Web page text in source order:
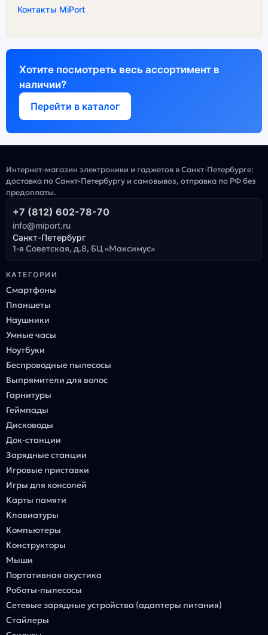
Контакты MiPort
Хотите посмотреть весь ассортимент в
наличии?
Перейти в каталог
Интернет-магазин электроники и гаджетов в Санкт-Петербурге:
доставка по Санкт-Петербургу и самовывоз, отправка по РФ без
предоплаты.
+7 (812) 602-78-70
info@miport.ru
Санкт-Петербург
1-я Советская, д.8, БЦ «Максимус»
КАТЕГОРИИ
Смартфоны
Планшеты
Наушники
Умные часы
Ноутбуки
Беспроводные пылесосы
Выпрямители для волос
Гарнитуры
Геймпады
Дисководы
Док-станции
Зарядные станции
Игровые приставки
Игры для консолей
Карты памяти
Клавиатуры
Компьютеры
Конструкторы
Мыши
Портативная акустика
Роботы-пылесосы
Сетевые зарядные устройства (адаптеры питания)
Стайлеры